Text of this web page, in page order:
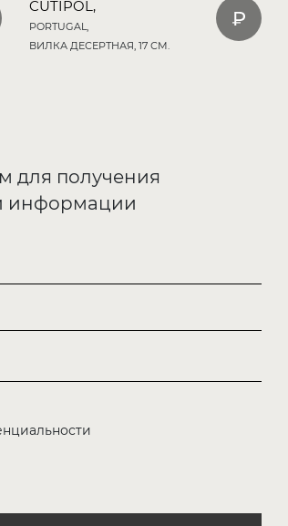
CUTIPOL,
PORTUGAL,
ВИЛКА ДЕСЕРТНАЯ, 17 СМ.
для получения
информации